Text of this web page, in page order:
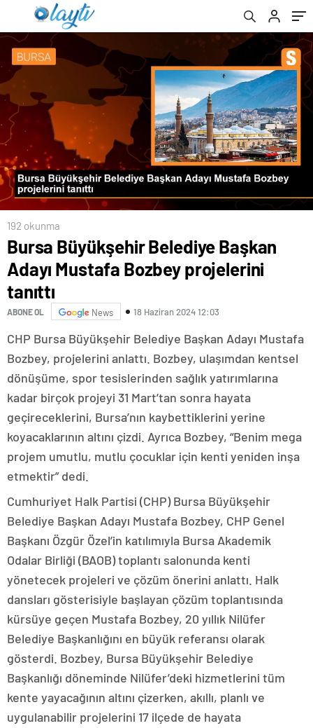
192 okunma
Bursa Büyükşehir Belediye Başkan
Adayı Mustafa Bozbey projelerini
tanıttı
ABONE OL News 18 Haziran 2024 12:03
CHP Bursa Büyükşehir Belediye Başkan Adayı Mustafa
Bozbey, projelerini anlattı. Bozbey, ulaşımdan kentsel
dönüşüme, spor tesislerinden sağlık yatırımlarına
kadar birçok projeyi 31 Mart’tan sonra hayata
geçireceklerini, Bursa’nın kaybettiklerini yerine
koyacaklarının altını çizdi. Ayrıca Bozbey, “Benim mega
projem umutlu, mutlu çocuklar için kenti yeniden inşa
etmektir” dedi.
Cumhuriyet Halk Partisi (CHP) Bursa Büyükşehir
Belediye Başkan Adayı Mustafa Bozbey, CHP Genel
Başkanı Özgür Özel’in katılımıyla Bursa Akademik
Odalar Birliği (BAOB) toplantı salonunda kenti
yönetecek projeleri ve çözüm önerini anlattı. Halk
dansları gösterisiyle başlayan çözüm toplantısında
kürsüye geçen Mustafa Bozbey, 20 yıllık Nilüfer
Belediye Başkanlığını en büyük referansı olarak
gösterdi. Bozbey, Bursa Büyükşehir Belediye
Başkanlığı döneminde Nilüfer’deki hizmetlerini tüm
kente yayacağının altını çizerken, akıllı, planlı ve
uygulanabilir projelerini 17 ilçede de hayata
ucuz ve kaliteli un tedariki sağlayacağız”